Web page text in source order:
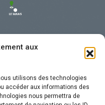
aux
utilisons des technologies
accéder aux informations des
nous permettra de